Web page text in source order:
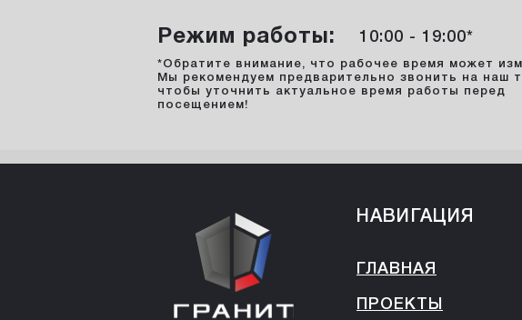
Режим работы:
*Обратите внимание, что рабочее время может
Мы рекомендуем предварительно звонить на наш
чтобы уточнить актуальное время работы перед
посещением!
10:00 - 19:00*
ГЛАВНАЯ
ПРОЕКТЫ
НАВИГАЦИЯ